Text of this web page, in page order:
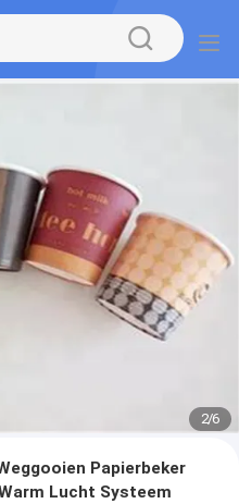
2/6
Papierbeker
Lucht Systeem